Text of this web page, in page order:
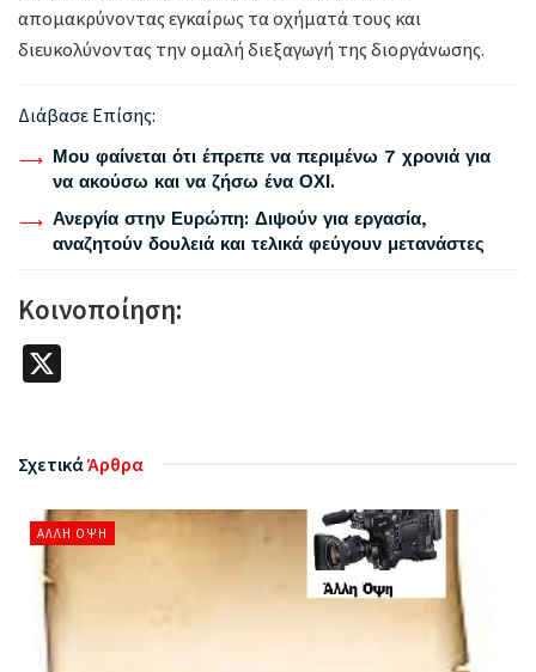
απομακρύνοντας εγκαίρως τα οχήματά τους και
διευκολύνοντας την ομαλή διεξαγωγή της διοργάνωσης.
Διάβασε Επίσης:
Μου φαίνεται ότι έπρεπε να περιμένω 7 χρονιά για
να ακούσω και να ζήσω ένα ΟΧΙ.
Ανεργία στην Ευρώπη: Διψούν για εργασία,
αναζητούν δουλειά και τελικά φεύγουν μετανάστες
Κοινοποίηση:
ΣχετικάΆρθρα
ΆΛΛΗ ΌΨΗ